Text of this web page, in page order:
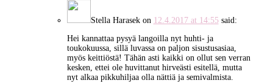
Stella Harasekon 12.4.2017 at 14:55 said:
Hei kannattaa pysyä langoilla nyt huhti- ja
toukokuussa, sillä luvassa on paljon sisustusasiaa,
myös keittiöstä! Tähän asti kaikki on ollut sen verran
kesken, ettei ole huvittanut hirveästi esitellä, mutta
nyt alkaa pikkuhiljaa olla nättiä ja semivalmista.